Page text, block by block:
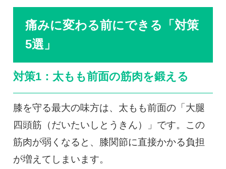
痛みに変わる前にできる「対策
5選」
対策1：太もも前面の筋肉を鍛える
膝を守る最大の味方は、太もも前面の「大腿
四頭筋（だいたいしとうきん）」です。この
筋肉が弱くなると、膝関節に直接かかる負担
が増えてしまいます。